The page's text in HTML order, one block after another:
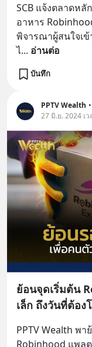
SCB แจ้งตลาดหลั
อาหาร
พิจารณาผู้สนใจเ
ไ... อ่านต่อ
บันทึก
PPTV Wealth •
27 มิ.ย. 2024 เ
ย้อนจุดเริ่มต้น
เล็ก ถึงวันที่ต้อง
PPTV Wealth พ
Robinhood แพล